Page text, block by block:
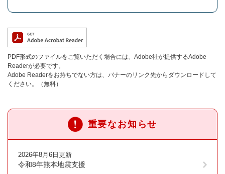
PDF形式のファイルをご覧いただく場合には、Adobe社が提供するAdobe
Readerが必要です。
Adobe Readerをお持ちでない方は、バナーのリンク先からダウンロードして
ください。（無料）
重要なお知らせ
2026年8月6日更新
令和8年熊本地震支援